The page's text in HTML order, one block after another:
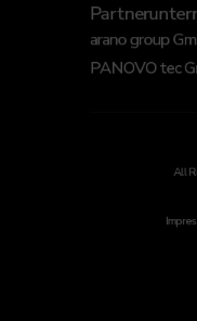
arano group
PANOVO tec
All